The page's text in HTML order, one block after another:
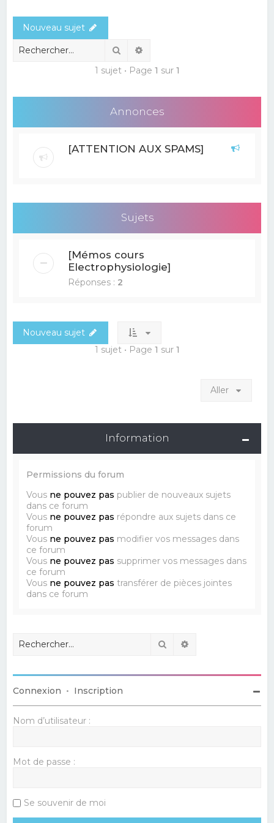
r
Nouveau sujet
Rechercher
1 sujet • Page 1 sur 1
Annonces
[ATTENTION AUX SPAMS]
Sujets
[Mémos cours
Electrophysiologie]
Réponses : 2
Nouveau sujet
1 sujet • Page 1 sur 1
Aller
Information
Permissions du forum
Vous ne pouvez pas publier de nouveaux sujets
dans ce forum
Vous ne pouvez pas répondre aux sujets dans ce
forum
Vous ne pouvez pas modifier vos messages dans
ce forum
Vous ne pouvez pas supprimer vos messages dans
ce forum
Vous ne pouvez pas transférer de pièces jointes
dans ce forum
Rechercher
Connexion • Inscription
Nom d’utilisateur :
Mot de passe :
Se souvenir de moi